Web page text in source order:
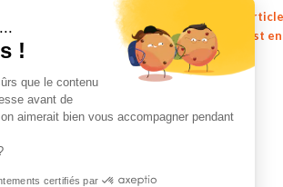
, nous souhaitons avec cet
lié pour affirmer ou non que l’individu est
le Web 2.0 :
Lire la suite
!
que le contenu
avant de
aimerait bien vous accompagner pendant
certifiés par